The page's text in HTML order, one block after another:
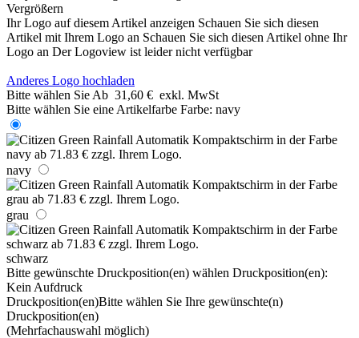
Vergrößern
Ihr Logo auf diesem Artikel anzeigen Schauen Sie sich diesen
Artikel mit Ihrem Logo an Schauen Sie sich diesen Artikel ohne Ihr
Logo an Der Logoview ist leider nicht verfügbar
Anderes Logo hochladen
Bitte wählen Sie Ab 31,60 € exkl. MwSt
Bitte wählen Sie eine Artikelfarbe Farbe: navy
navy
grau
schwarz
Bitte gewünschte Druckposition(en) wählen Druckposition(en):
Kein Aufdruck
Druckposition(en)Bitte wählen Sie Ihre gewünschte(n)
Druckposition(en)
(Mehrfachauswahl möglich)